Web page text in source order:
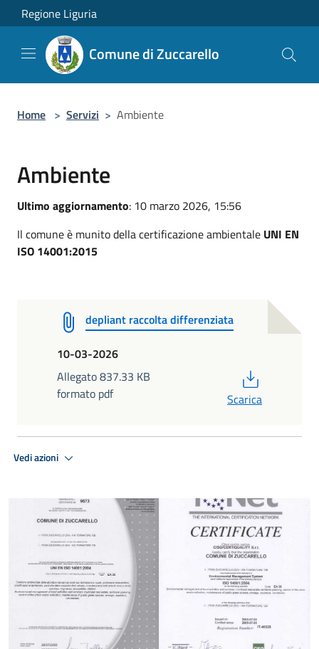
Salta al contenuto principale
Regione Liguria
Comune di Zuccarello
Home > Servizi > Ambiente
Ambiente
Ultimo aggiornamento: 10 marzo 2026, 15:56
Il comune è munito della certificazione ambientale UNI EN
ISO 14001:2015
depliant raccolta differenziata
10-03-2026
Allegato 837.33 KB
formato pdf
Scarica
Vedi azioni